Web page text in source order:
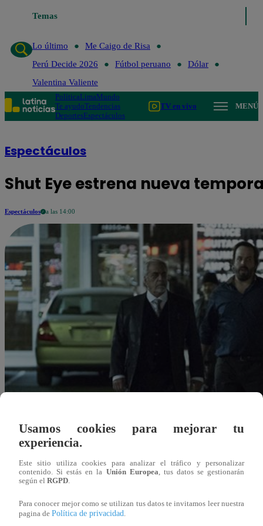
Temas
Lo último
Me Caigo de Risa
Perú Decide 2026
Fútbol peruano
Dólar
Valentina Valiente
PolíticaLimaMundo
Te ayudoTendencias
DeportesEspectáculos
TV en vivo MENÚ
Espectáculos
Shut Eye estrena nueva
Espectáculos a las 14:00
Redacción Latina
14 de febrero 2018
Usamos cookies para mejorar tu
experiencia.
Este sitio utiliza cookies para analizar el tráfico y personalizar
contenido. Si estás en la Unión Europea , tus datos se gestionarán
según el RGPD
Para conocer mejor como se utilizan tus datos te invitamos leer nuestra
pagina de Política de privacidad